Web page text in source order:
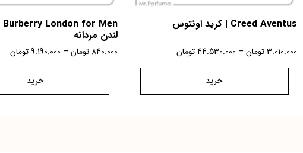
Creed Aventus | کرید اونتوس
3.010.000 تومان –
44.530.000 تومان
خرید
لندن مردانه
840.000 تومان –
9.190.000تومان
خرید